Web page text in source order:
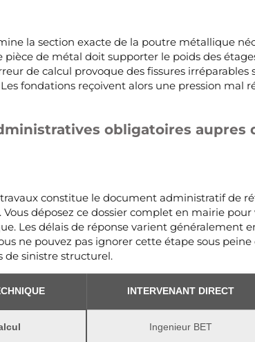
la section exacte de la poutre métallique
de métal doit supporter le poids des
de calcul provoque des fissures irréparables
fondations reçoivent alors une pression mal
obligatoires aupres
constitue le document administratif de
déposez ce dossier complet en mairie
Les délais de réponse varient généralement
ne pouvez pas ignorer cette étape sous
de sinistre structurel.
INTERVENANT DIRECT
Ingenieur BET